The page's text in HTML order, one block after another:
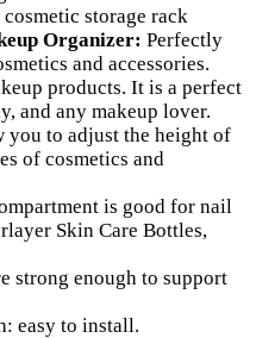
storage rack
Organizer: Perfectly
and accessories.
products. It is a perfect
and any makeup lover.
you to adjust the height of
of cosmetics and
is good for nail
Skin Care Bottles,
strong enough to support
easy to install.